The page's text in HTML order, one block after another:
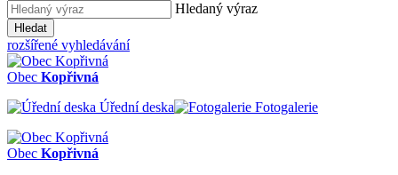
Hledaný výraz
Hledat
rozšířené vyhledávání
Obec Kopřivná
Úřední deska
Fotogalerie
Obec Kopřivná